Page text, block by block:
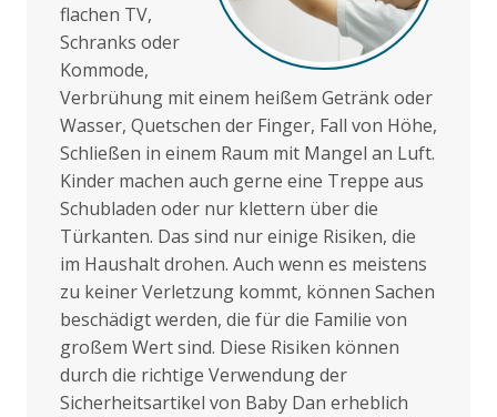
flachen TV,
Schranks oder
Kommode,
Verbrühung mit einem heißem Getränk oder
Wasser, Quetschen der Finger, Fall von Höhe,
Schließen in einem Raum mit Mangel an Luft.
Kinder machen auch gerne eine Treppe aus
Schubladen oder nur klettern über die
Türkanten. Das sind nur einige Risiken, die
im Haushalt drohen. Auch wenn es meistens
zu keiner Verletzung kommt, können Sachen
beschädigt werden, die für die Familie von
großem Wert sind. Diese Risiken können
durch die richtige Verwendung der
Sicherheitsartikel von Baby Dan erheblich